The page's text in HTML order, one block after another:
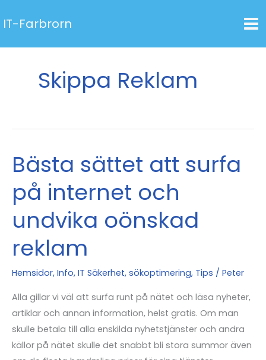
tillIT-Farbrorn
Skippa Reklam
Bästa sättet att surfa
på internet och
undvika oönskad
reklam
Hemsidor, Info, IT Säkerhet, sökoptimering, Tips / Peter
Alla gillar vi väl att surfa runt på nätet och läsa nyheter,
artiklar och annan information, helst gratis. Om man
skulle betala till alla enskilda nyhetstjänster och andra
källor på nätet skulle det snabbt bli stora summor även